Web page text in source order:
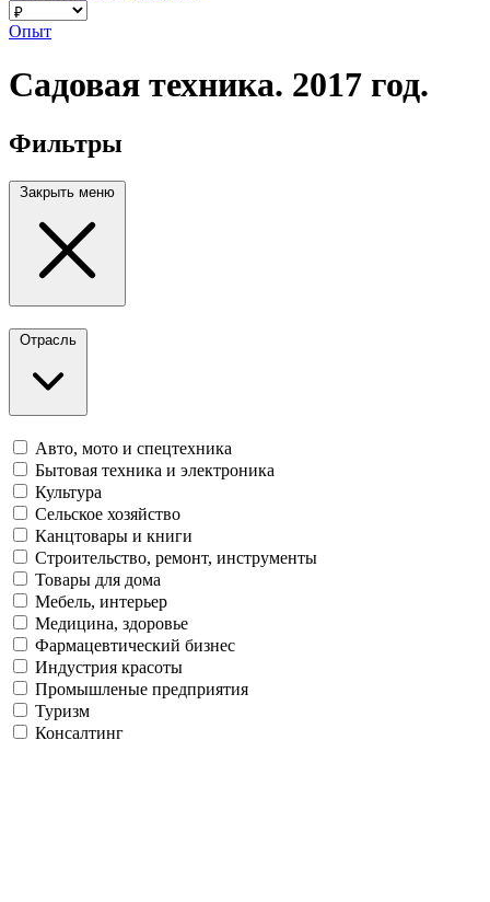
Опыт
Садовая техника. 2017 год.
Фильтры
Закрыть меню
Отрасль
Авто, мото и спецтехника
Бытовая техника и электроника
Культура
Сельское хозяйство
Канцтовары и книги
Строительство, ремонт, инструменты
Товары для дома
Мебель, интерьер
Медицина, здоровье
Фармацевтический бизнес
Индустрия красоты
Промышленые предприятия
Туризм
Консалтинг